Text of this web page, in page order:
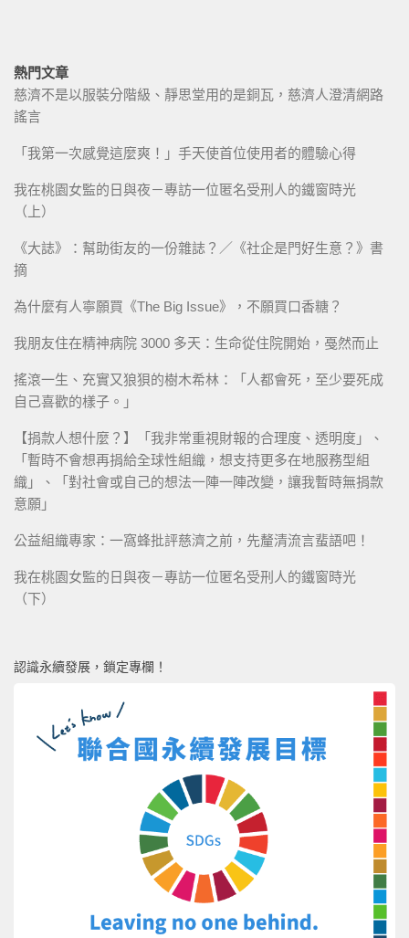
熱門文章
慈濟不是以服裝分階級、靜思堂用的是銅瓦，慈濟人澄清網路
謠言
「我第一次感覺這麼爽！」手天使首位使用者的體驗心得
我在桃園女監的日與夜－專訪一位匿名受刑人的鐵窗時光
（上）
《大誌》：幫助街友的一份雜誌？／《社企是門好生意？》書
摘
為什麼有人寧願買《The Big Issue》，不願買口香糖？
我朋友住在精神病院 3000 多天：生命從住院開始，戞然而止
搖滾一生、充實又狼狽的樹木希林：「人都會死，至少要死成
自己喜歡的樣子。」
【捐款人想什麼？】「我非常重視財報的合理度、透明度」、
「暫時不會想再捐給全球性組織，想支持更多在地服務型組
織」、「對社會或自己的想法一陣一陣改變，讓我暫時無捐款
意願」
公益組織專家：一窩蜂批評慈濟之前，先釐清流言蜚語吧！
我在桃園女監的日與夜－專訪一位匿名受刑人的鐵窗時光
（下）
認識永續發展，鎖定專欄！